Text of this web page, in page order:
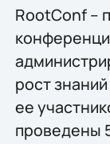
RootConf –
рост
ее
проведены